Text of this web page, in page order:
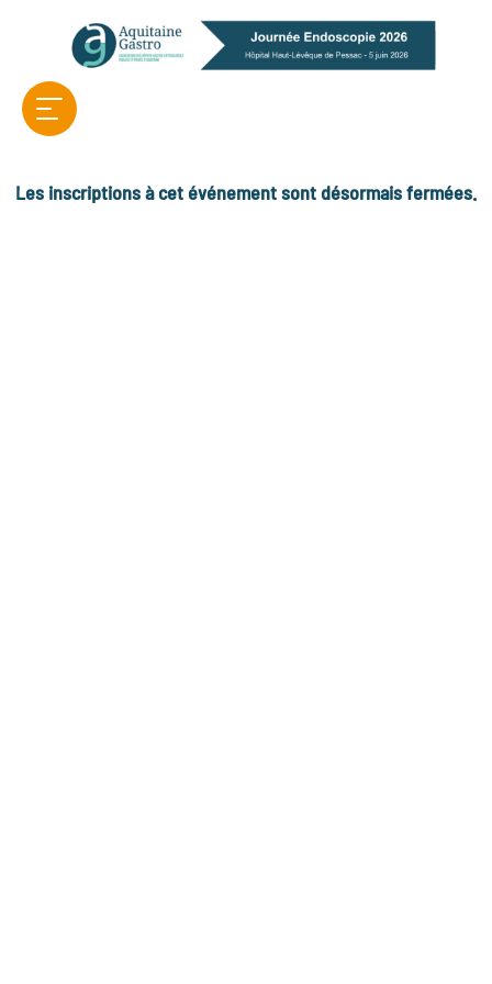
Les inscriptions à cet événement sont désormais fermées.